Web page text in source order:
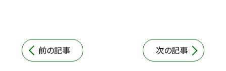
前の記事 次の記事